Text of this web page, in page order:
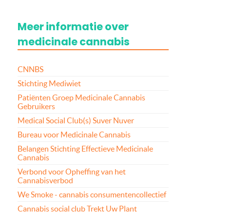
Meer informatie over
medicinale cannabis
CNNBS
Stichting Mediwiet
Patiënten Groep Medicinale Cannabis
Gebruikers
Medical Social Club(s) Suver Nuver
Bureau voor Medicinale Cannabis
Belangen Stichting Effectieve Medicinale
Cannabis
Verbond voor Opheffing van het
Cannabisverbod
We Smoke - cannabis consumentencollectief
Cannabis social club Trekt Uw Plant